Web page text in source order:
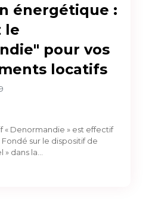
énergétique :
le
pour vos
locatifs
« Denormandie » est effectif
sur le dispositif de
dans la…